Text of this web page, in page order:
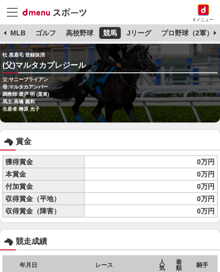
dメニュー
MLB ゴルフ 高校野球 競馬 Jリーグ プロ野球（2軍）
牡 黒鹿毛 登録抹消
(父)マルタカプレジール
父:サニーブライアン
母:マルタカアンバー
調教師:鹿戸 明 (栗東)
馬主:高橋 義和
生産者:榊原 光子
賞金
獲得賞金
0万円
本賞金
0万円
付加賞金
0万円
収得賞金（平地）
0万円
収得賞金（障害）
0万円
競走成績
年月日 レース
人
気
着
順
騎手